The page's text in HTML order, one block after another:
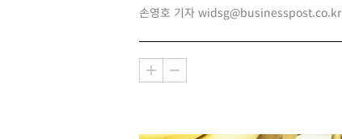
손영호 기자 widsg@businesspost.co.kr